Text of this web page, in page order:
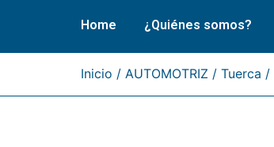
Home ¿Quiénes somos?
Inicio / AUTOMOTRIZ / Tuerca /